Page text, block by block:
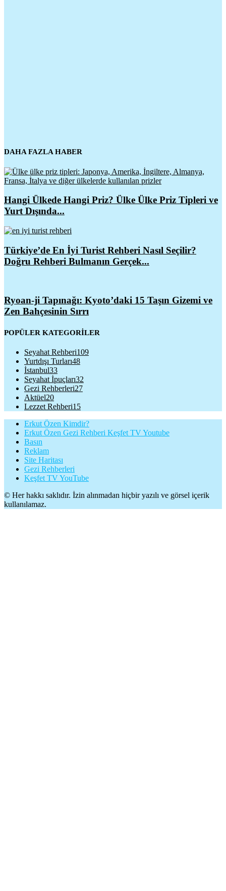
DAHA FAZLA HABER
Hangi Ülkede Hangi Priz? Ülke Ülke Priz Tipleri ve
Yurt Dışında...
Türkiye’de En İyi Turist Rehberi Nasıl Seçilir?
Doğru Rehberi Bulmanın Gerçek...
Ryoan-ji Tapınağı: Kyoto’daki 15 Taşın Gizemi ve
Zen Bahçesinin Sırrı
POPÜLER KATEGORİLER
Seyahat Rehberi109
Yurtdışı Turları48
İstanbul33
Seyahat İpuçları32
Gezi Rehberleri27
Aktüel20
Lezzet Rehberi15
Erkut Özen Kimdir?
Erkut Özen Gezi Rehberi Keşfet TV Youtube
Basın
Reklam
Site Haritası
Gezi Rehberleri
Keşfet TV YouTube
© Her hakkı saklıdır. İzin alınmadan hiçbir yazılı ve görsel içerik
kullanılamaz.